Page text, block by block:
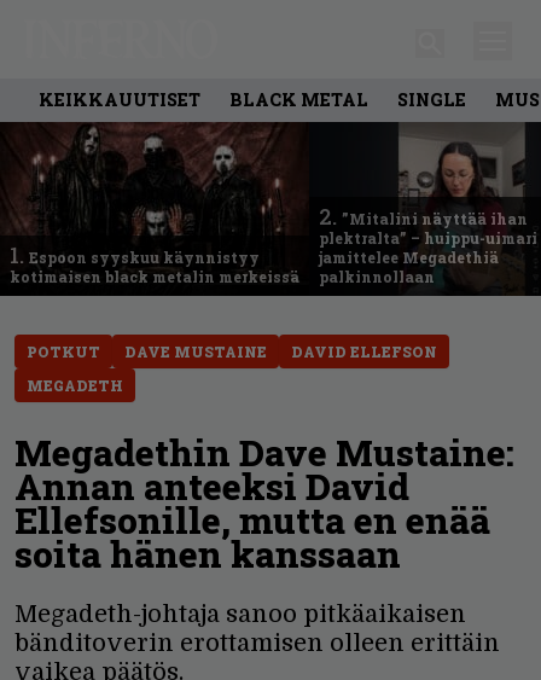
KEIKKAUUTISET BLACK METAL SINGLE
1. Espoon syyskuu käynnistyy
kotimaisen black metalin merkeissä
2. ”Mitalini näyttää ihan
plektralta” – huippu-uimari
jamittelee Megadethiä
palkinnollaan
POTKUT DAVE MUSTAINE
DAVID ELLEFSON
MEGADETH
Megadethin Dave Mustaine:
Annan anteeksi David
Ellefsonille, mutta en enää
soita hänen kanssaan
Megadeth-johtaja sanoo pitkäaikaisen
bänditoverin erottamisen olleen erittäin
vaikea päätös.